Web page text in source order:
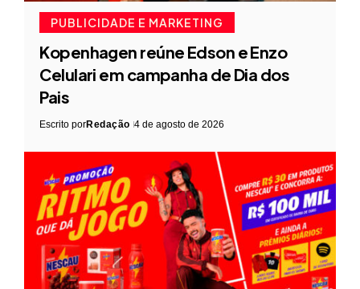
PUBLICIDADE E MARKETING
Kopenhagen reúne Edson e Enzo
Celulari em campanha de Dia dos
Pais
Escrito porRedação 4 de agosto de 2026